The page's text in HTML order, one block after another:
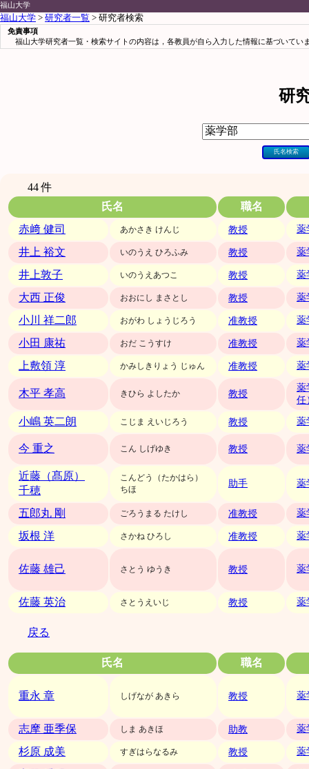
福山大学
福山大学 > 研究者一覧 > 研究者検索
免責事項
福山大学研究者一覧・検索サイトの内容は，各教員が自ら入力した情報に基づいて
研
44 件
氏名
職名
赤﨑 健司
あかさき けんじ 教授 薬
井上 裕文 いのうえ ひろふみ 教授 薬
井上敦子 いのうえあつこ 教授 薬
大西 正俊 おおにし まさとし 教授 薬
小川 祥二郎 おがわ しょうじろう 准教授 薬
小田 康祐 おだ こうすけ 准教授 薬
上敷領 淳 かみしきりょう じゅん 准教授 薬
木平 孝高 きひら よしたか 教授
薬
任
小嶋 英二朗 こじま えいじろう 教授 薬
今 重之 こん しげゆき 教授 薬
近藤（髙原）
千穂
こんどう（たかはら）
ちほ
助手 薬
五郎丸 剛 ごろうまる たけし 准教授 薬
坂根 洋 さかね ひろし 准教授 薬
佐藤 雄己 さとう ゆうき 教授 薬
佐藤 英治 さとうえいじ 教授 薬
戻る
氏名 職名
重永 章 しげなが あきら 教授 薬
志摩 亜季保 しま あきほ 助教 薬
杉原 成美 すぎはらなるみ 教授 薬